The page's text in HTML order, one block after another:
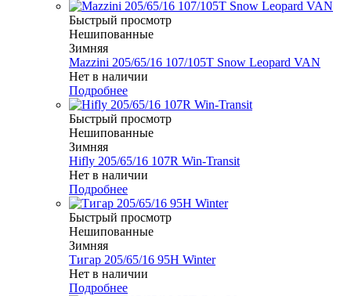
Быстрый просмотр
Нешипованные
Зимняя
Mazzini 205/65/16 107/105T Snow Leopard VAN
Нет в наличии
Подробнее
Быстрый просмотр
Нешипованные
Зимняя
Hifly 205/65/16 107R Win-Transit
Нет в наличии
Подробнее
Быстрый просмотр
Нешипованные
Зимняя
Тигар 205/65/16 95H Winter
Нет в наличии
Подробнее